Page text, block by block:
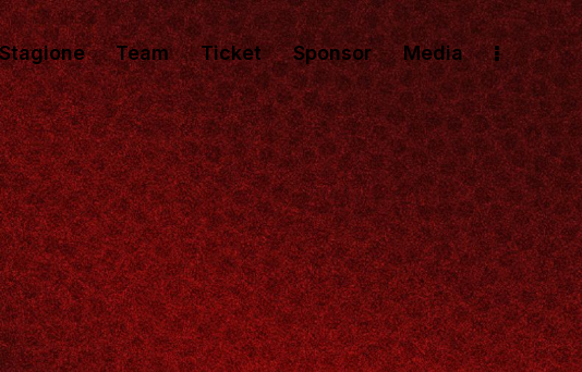
Team Ticket Sponsor Media